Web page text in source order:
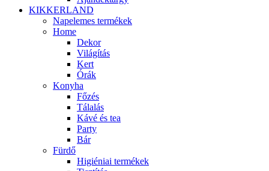
KIKKERLAND
Napelemes termékek
Home
Dekor
Világítás
Kert
Órák
Konyha
Főzés
Tálalás
Kávé és tea
Party
Bár
Fürdő
Higiéniai termékek